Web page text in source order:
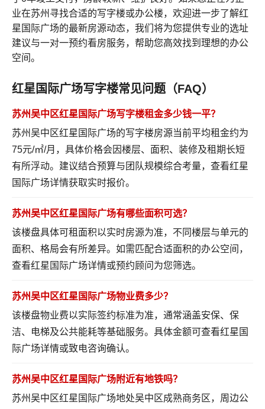
业在苏州寻找合适的写字楼或办公楼，欢迎进一步了解红
星国际广场的最新房源动态，我们将为您提供专业的选址
建议与一对一预约看房服务，帮助您高效找到理想的办公
空间。
红星国际广场写字楼常见问题（FAQ）
苏州吴中区红星国际广场写字楼租金多少钱一平？
苏州吴中区红星国际广场的写字楼房源当前平均租金约为
75元/㎡/月，具体价格会因楼层、面积、装修及租期长短
有所浮动。建议结合预算与团队规模综合考量， 查看红星
国际广场详情获取实时报价。
苏州吴中区红星国际广场有哪些面积可选？
该楼盘具体可租面积以实时房源为准，不同楼层与单元的
面积、格局会有所差异。如需匹配合适面积的办公空间，
查看红星国际广场详情或预约顾问为您筛选。
苏州吴中区红星国际广场物业费多少？
该楼盘物业费以实际签约标准为准，通常涵盖安保、保
洁、电梯及公共能耗等基础服务。具体金额可查看红星国
际广场详情或致电咨询确认。
苏州吴中区红星国际广场附近有地铁吗？
苏州吴中区红星国际广场地处吴中区成熟商务区，周边公